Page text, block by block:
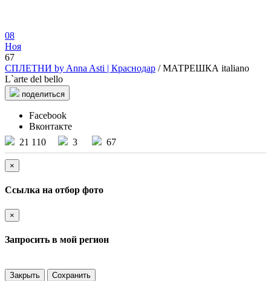
08
Ноя
67
СПЛЕТНИ by Anna Asti | Краснодар / МАТРЕШКА italiano
L`arte del bello
поделиться
Facebook
Вконтакте
21 110
3 67
×
Ссылка на отбор фото
×
Запросить в мой регион
Закрыть Сохранить